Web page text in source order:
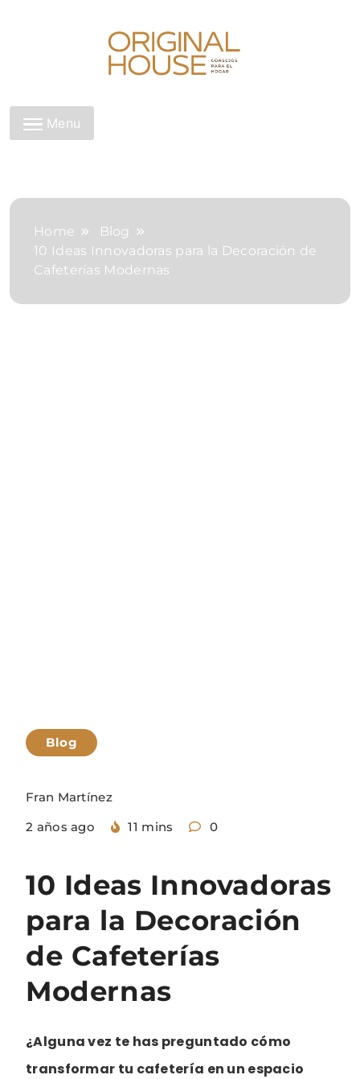
Original House
Menu
Home
Blog
10 Ideas Innovadoras para la Decoración de
Cafeterías Modernas
Blog
Fran Martínez
2 años ago
11 mins 0
10 Ideas Innovadoras
para la Decoración
de Cafeterías
Modernas
¿Alguna vez te has preguntado cómo
transformar tu cafetería en un espacio